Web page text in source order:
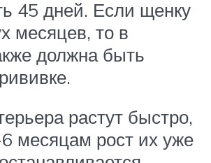
45 дней. Если щенку
месяцев, то в
должна быть
растут быстро,
месяцам рост их уже